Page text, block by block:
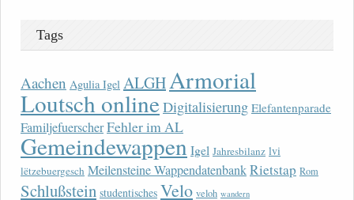
Tags
Aachen Agulia Igel ALGHArmorial
Loutsch onlineDigitalisierung Elefantenparade
FamiljefuerscherFehler im AL
Gemeindewappen Igel Jahresbilanz lvi
lëtzebuergesch Meilensteine WappendatenbankRietstap Rom
Schlußstein studentisches Velo veloh wandern